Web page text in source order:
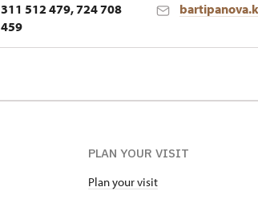
311 512 479, 724 708
459
PLAN YOUR VISIT
Plan your visit